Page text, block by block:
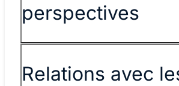
perspectives
Relations avec